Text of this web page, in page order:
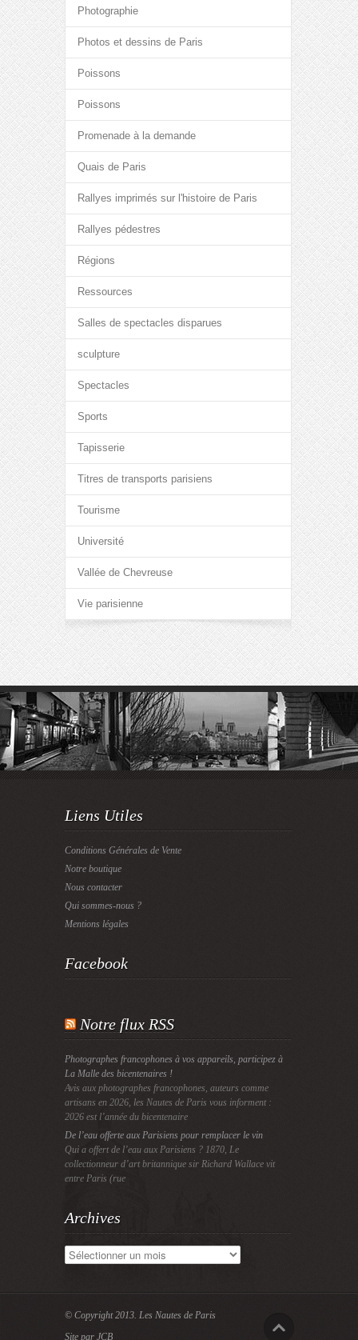
Photographie
Photos et dessins de Paris
Poissons
Poissons
Promenade à la demande
Quais de Paris
Rallyes imprimés sur l'histoire de Paris
Rallyes pédestres
Régions
Ressources
Salles de spectacles disparues
sculpture
Spectacles
Sports
Tapisserie
Titres de transports parisiens
Tourisme
Université
Vallée de Chevreuse
Vie parisienne
Liens Utiles
Conditions Générales de Vente
Notre boutique
Nous contacter
Qui sommes-nous ?
Mentions légales
Facebook
Notre flux RSS
Photographes francophones à vos appareils, participez à
La Malle des bicentenaires !
Avis aux photographes francophones, auteurs comme
artisans en 2026, les Nautes de Paris vous informent :
2026 est l’année du bicentenaire
De l’eau offerte aux Parisiens pour remplacer le vin
Qui a offert de l’eau aux Parisiens ? 1870, Le
collectionneur d’art britannique sir Richard Wallace vit
entre Paris (rue
Archives
Archives
© Copyright 2013. Les Nautes de Paris
Site par JCB